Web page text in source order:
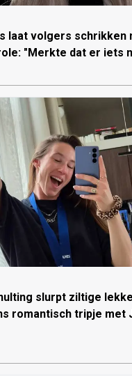
laat volgers schrikken
"Merkte dat er iets
slurpt ziltige
romantisch tripje met